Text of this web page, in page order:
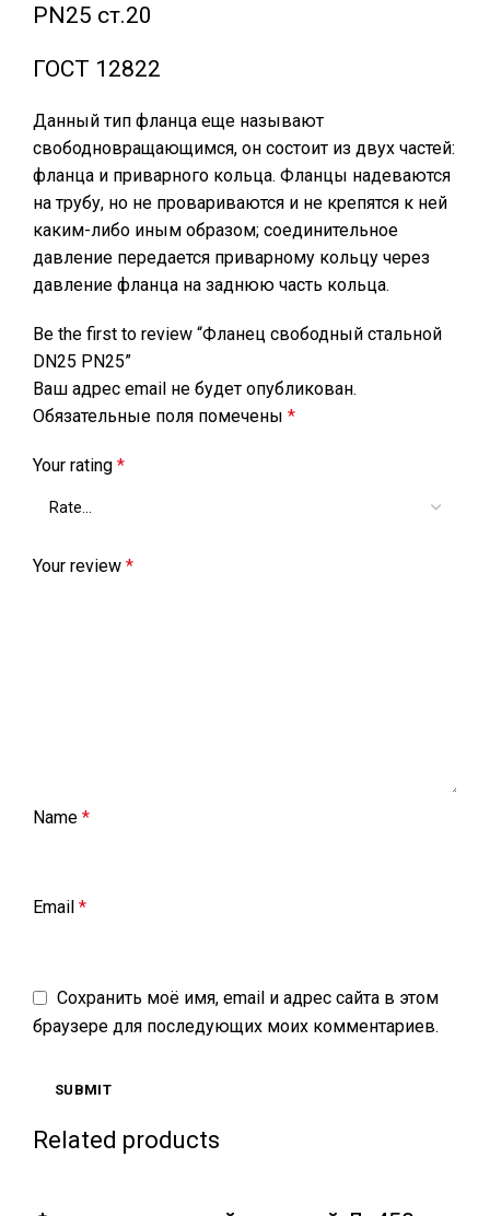
РN25 ст.20
ГОСТ 12822
Данный тип фланца еще называют
свободновращающимся, он состоит из двух частей:
фланца и приварного кольца. Фланцы надеваются
на трубу, но не провариваются и не крепятся к ней
каким-либо иным образом; соединительное
давление передается приварному кольцу через
давление фланца на заднюю часть кольца.
Be the first to review “Фланец свободный стальной
DN25 РN25”
Ваш адрес email не будет опубликован.
Обязательные поля помечены *
Your rating *
Your review *
Name *
Email *
Сохранить моё имя, email и адрес сайта в этом
браузере для последующих моих комментариев.
Related products